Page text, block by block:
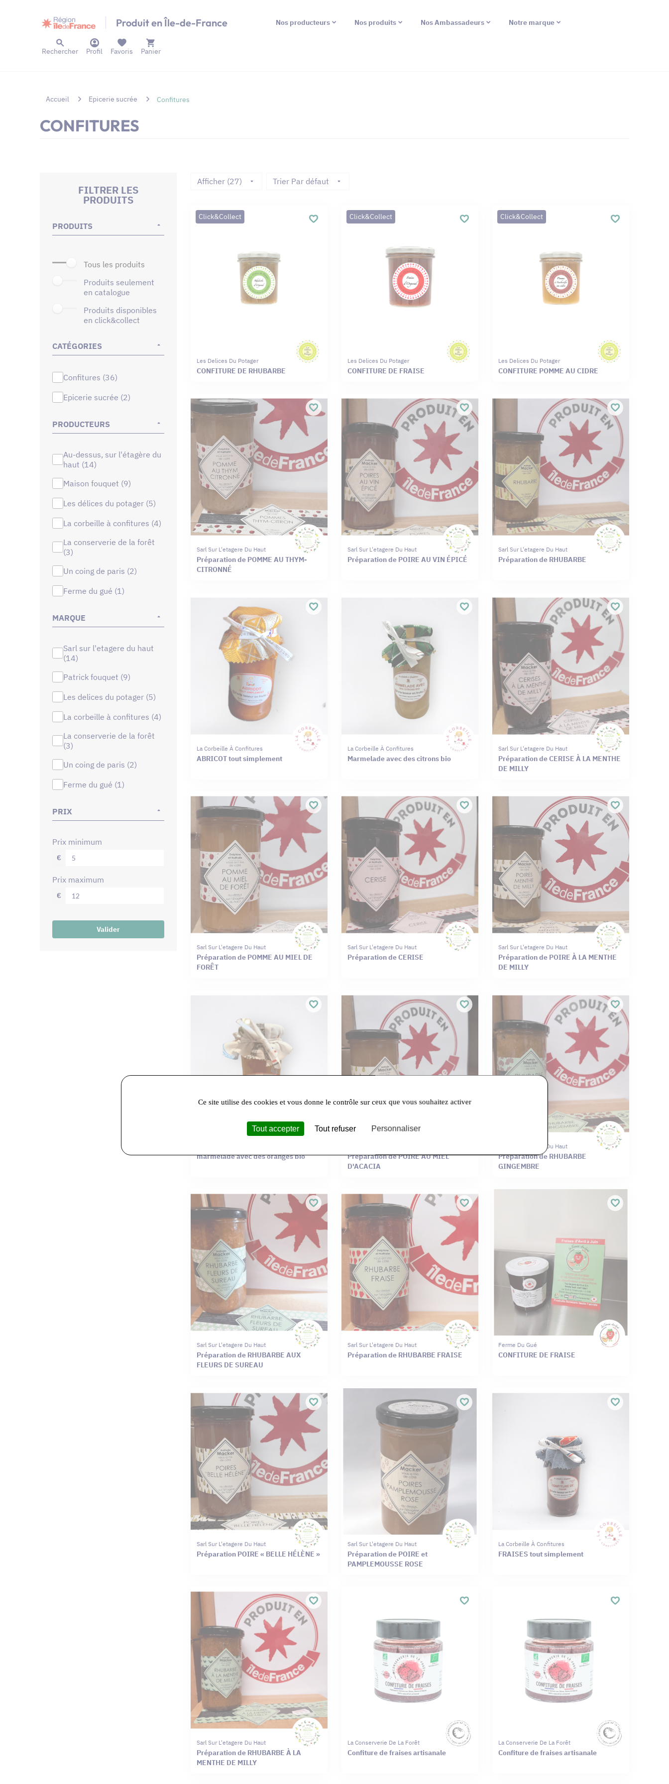
Produit en Île-de-France Nos producteurs Nos produits Nos Ambassadeurs Notre marque
Rechercher Profil Panier
Favoris
Accueil Epicerie sucrée Confitures
CONFITURES
FILTRER LES
PRODUITS
PRODUITS
tous les produits
produits seulement
en catalogue
produits disponibles
en click&collect
CATÉGORIES
confitures (36)
epicerie sucrée (2)
PRODUCTEURS
au-dessus, sur l'étagère du
haut (14)
maison fouquet (9)
les délices du potager (5)
la corbeille à confitures (4)
la conserverie de la forêt
(3)
un coing de paris (2)
ferme du gué (1)
MARQUE
sarl sur l'etagere du haut
(14)
patrick fouquet (9)
les delices du potager (5)
la corbeille à confitures (4)
la conserverie de la forêt
(3)
un coing de paris (2)
ferme du gué (1)
PRIX
prix minimum
€
prix maximum
€
Valider
Afficher (27) Trier Par défaut
Click&Collect
Les Delices Du Potager
CONFITURE DE RHUBARBE
Click&Collect
Les Delices Du Potager
CONFITURE DE FRAISE
Click&Collect
Les Delices Du Potager
CONFITURE POMME AU CIDRE
Sarl Sur L'etagere Du Haut
Préparation de POMME AU THYM-
CITRONNÉ
Sarl Sur L'etagere Du Haut
Préparation de POIRE AU VIN ÉPICÉ
Sarl Sur L'etagere Du Haut
Préparation de RHUBARBE
La Corbeille À Confitures
ABRICOT tout simplement
La Corbeille À Confitures
Marmelade avec des citrons bio
Sarl Sur L'etagere Du Haut
Préparation de CERISE À LA MENTHE
DE MILLY
Sarl Sur L'etagere Du Haut
Préparation de POMME AU MIEL DE
FORÊT
Sarl Sur L'etagere Du Haut
Préparation de CERISE
Sarl Sur L'etagere Du Haut
Préparation de POIRE À LA MENTHE
DE MILLY
marmelade avec des oranges bio
Préparation de POIRE AU MIEL
D'ACACIA
Sarl Sur L'etagere Du Haut
Préparation de RHUBARBE
GINGEMBRE
Sarl Sur L'etagere Du Haut
Préparation de RHUBARBE AUX
FLEURS DE SUREAU
Sarl Sur L'etagere Du Haut
Préparation de RHUBARBE FRAISE
Ferme Du Gué
CONFITURE DE FRAISE
Sarl Sur L'etagere Du Haut
Préparation POIRE « BELLE HÉLÈNE »
Sarl Sur L'etagere Du Haut
Préparation de POIRE et
PAMPLEMOUSSE ROSE
La Corbeille À Confitures
FRAISES tout simplement
Sarl Sur L'etagere Du Haut
Préparation de RHUBARBE À LA
MENTHE DE MILLY
La Conserverie De La Forêt
Confiture de fraises artisanale
La Conserverie De La Forêt
Confiture de fraises artisanale
Ce site utilise des cookies et vous donne le contrôle sur ceux que vous souhaitez activer
Tout accepter Tout refuser Personnaliser